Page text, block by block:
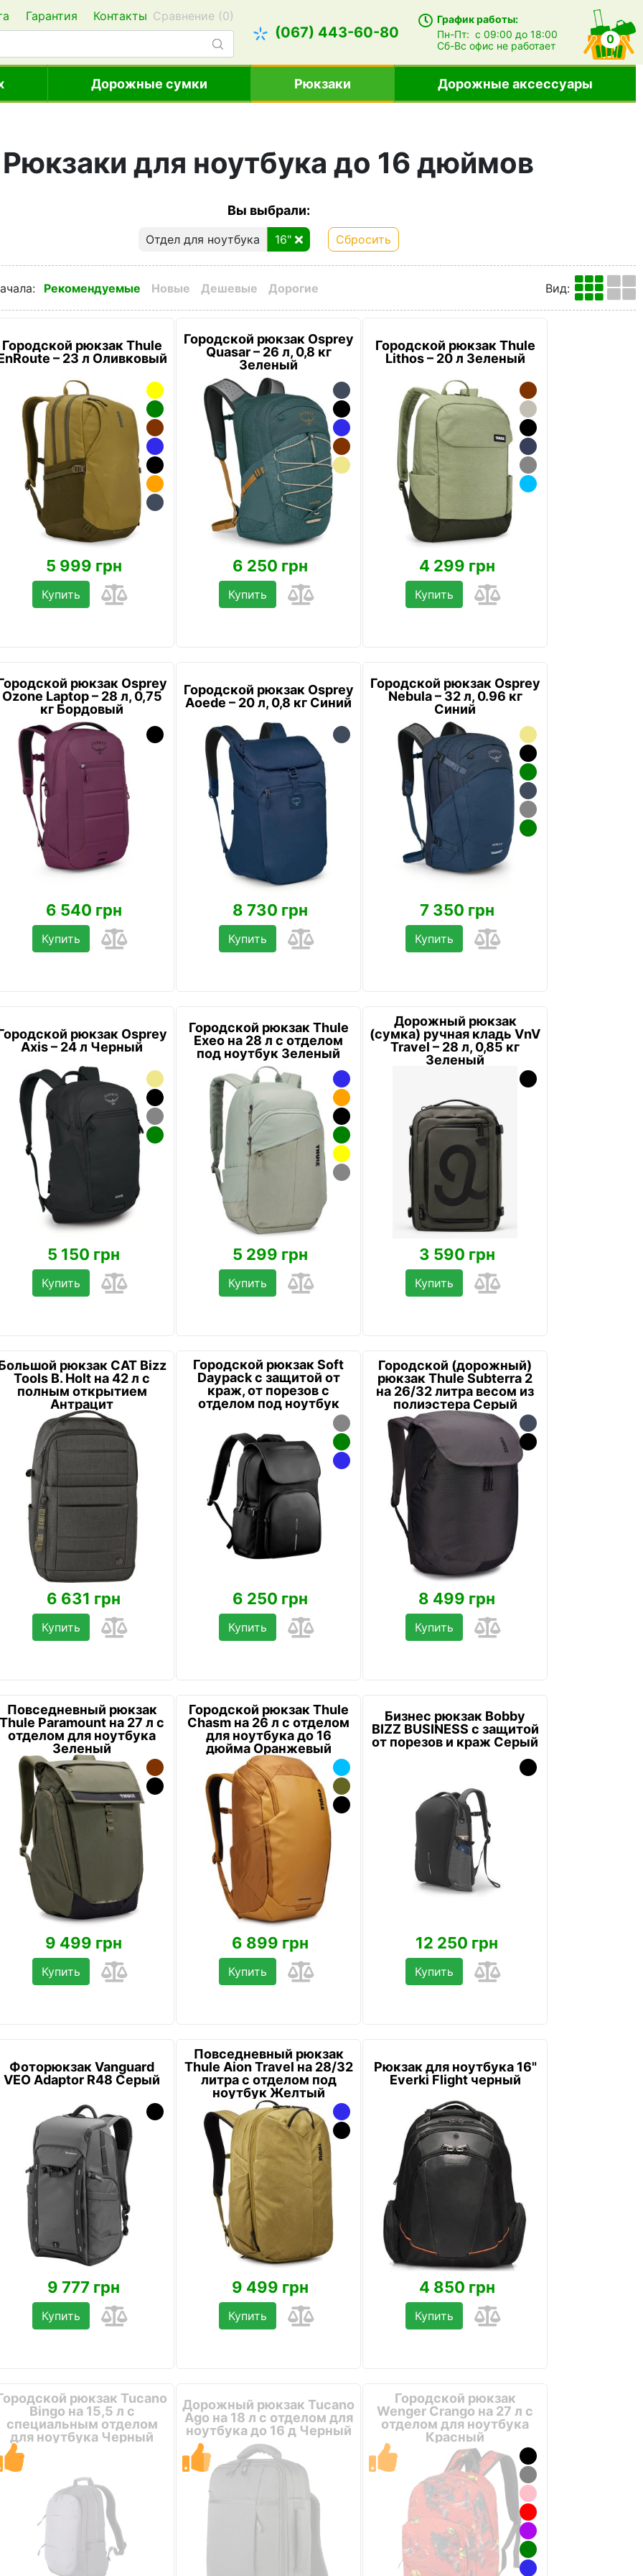
Гарантия Контакты Сравнение (0)
(067) 443-60-80
График работы:
Пн-Пт:с 09:00 до 18:00
Сб-Всофис не работает 0
Дорожные сумки Рюкзаки Дорожные аксессуары
Рюкзаки для ноутбука до 16 дюймов
Вы выбрали:
Отдел для ноутбука 16" Сбросить
: Рекомендуемые Новые Дешевые Дорогие Вид:
Городской рюкзак Thule
– 23 л Оливковый
5 999 грн
Купить
Городской рюкзак Osprey
Quasar – 26 л, 0,8 кг
Зеленый
6 250 грн
Купить
Городской рюкзак Thule
Lithos – 20 л Зеленый
4 299 грн
Купить
рюкзак Osprey
Ozone Laptop – 28 л, 0,75
кг Бордовый
6 540 грн
Купить
Городской рюкзак Osprey
Aoede – 20 л, 0,8 кг Синий
8 730 грн
Купить
Городской рюкзак Osprey
Nebula – 32 л, 0.96 кг
Синий
7 350 грн
Купить
рюкзак Osprey
Axis – 24 л Черный
5 150 грн
Купить
Городской рюкзак Thule
Exeo на 28 л с отделом
под ноутбук Зеленый
5 299 грн
Купить
Дорожный рюкзак
(сумка) ручная кладь VnV
Travel – 28 л, 0,85 кг
Зеленый
3 590 грн
Купить
рюкзак CAT Bizz
Tools B. Holt на 42 л с
полным открытием
Антрацит
6 631 грн
Купить
Городской рюкзак Soft
Daypack с защитой от
краж, от порезов с
отделом под ноутбук
6 250 грн
Купить
Городской (дорожный)
рюкзак Thule Subterra 2
на 26/32 литра весом из
полиэстера Серый
8 499 грн
Купить
Повседневный рюкзак
Thule Paramount на 27 л с
отделом для ноутбука
Зеленый
9 499 грн
Купить
Городской рюкзак Thule
Chasm на 26 л с отделом
для ноутбука до 16
дюйма Оранжевый
6 899 грн
Купить
Бизнес рюкзак Bobby
BIZZ BUSINESS с защитой
от порезов и краж Серый
12 250 грн
Купить
Фоторюкзак Vanguard
VEO Adaptor R48 Серый
9 777 грн
Купить
Повседневный рюкзак
Thule Aion Travel на 28/32
литра с отделом под
ноутбук Желтый
9 499 грн
Купить
Рюкзак для ноутбука 16"
Everki Flight черный
4 850 грн
Купить
рюкзак Tucano
Bingo на 15,5 л с
специальным отделом
для ноутбука Черный
Дорожный рюкзак Tucano
Ago на 18 л с отделом для
ноутбука до 16 д Черный
Городской рюкзак
Wenger Crango на 27 л с
отделом для ноутбука
Красный